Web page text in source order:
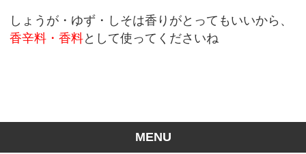
しょうが・ゆず・しそは香りがとってもいいから、
香辛料・香料として使ってくださいね
MENU